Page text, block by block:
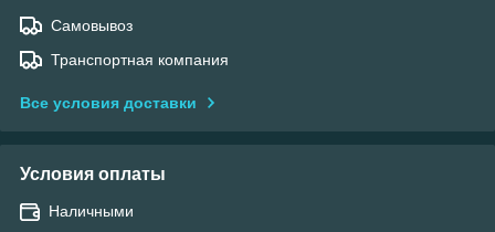
Самовывоз
Транспортная компания
Все условия доставки
Условия оплаты
Наличными